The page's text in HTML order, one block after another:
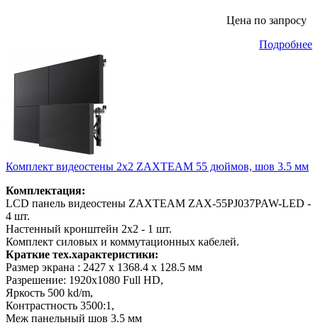
Цена по запросу
Подробнее
Комплект видеостены 2х2 ZAXTEAM 55 дюймов, шов 3.5 мм
Комплектация:
LCD панель видеостены ZAXTEAM ZAX-55PJ037PAW-LED -
4 шт.
Настенный кронштейн 2x2 - 1 шт.
Комплект силовых и коммутационных кабелей.
Краткие тех.характеристики:
Размер экрана : 2427 x 1368.4 x 128.5 мм
Разрешение: 1920x1080 Full HD,
Яркость 500 kd/m,
Контрастность 3500:1,
Меж панельный шов 3.5 мм